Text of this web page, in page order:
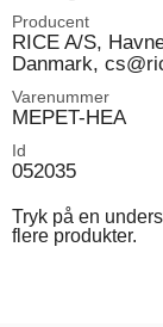
Producent
RICE A/S,
Danmark,
Varenummer
MEPET-HEA
Id
052035
Tryk på en
flere produkter.